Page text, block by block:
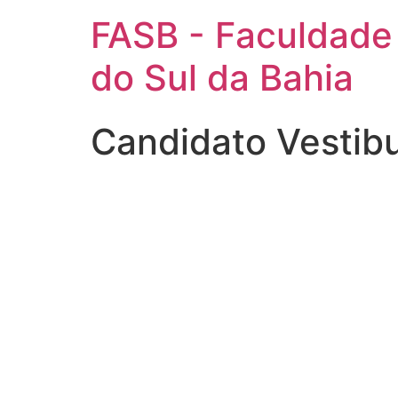
FASB - Faculdade
do Sul da Bahia
Candidato